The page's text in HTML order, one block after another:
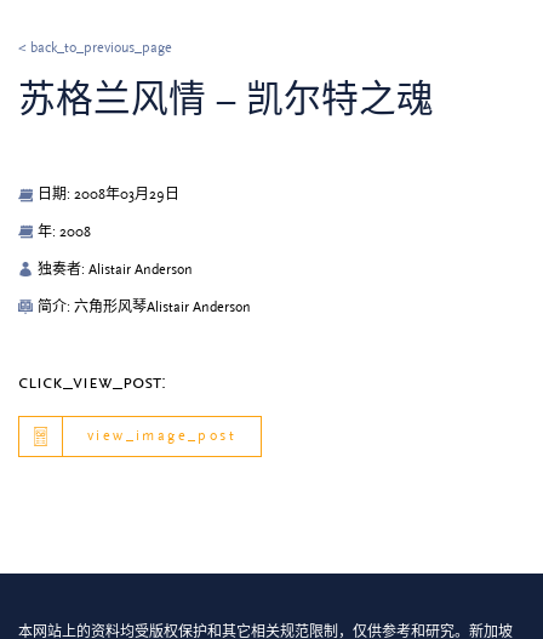
< back_to_previous_page
苏格兰风情 – 凯尔特之魂
日期: 2008年03月29日
年: 2008
独奏者: Alistair Anderson
简介: 六角形风琴Alistair Anderson
click_view_post:
view_image_post
本网站上的资料均受版权保护和其它相关规范限制，仅供参考和研究。新加坡